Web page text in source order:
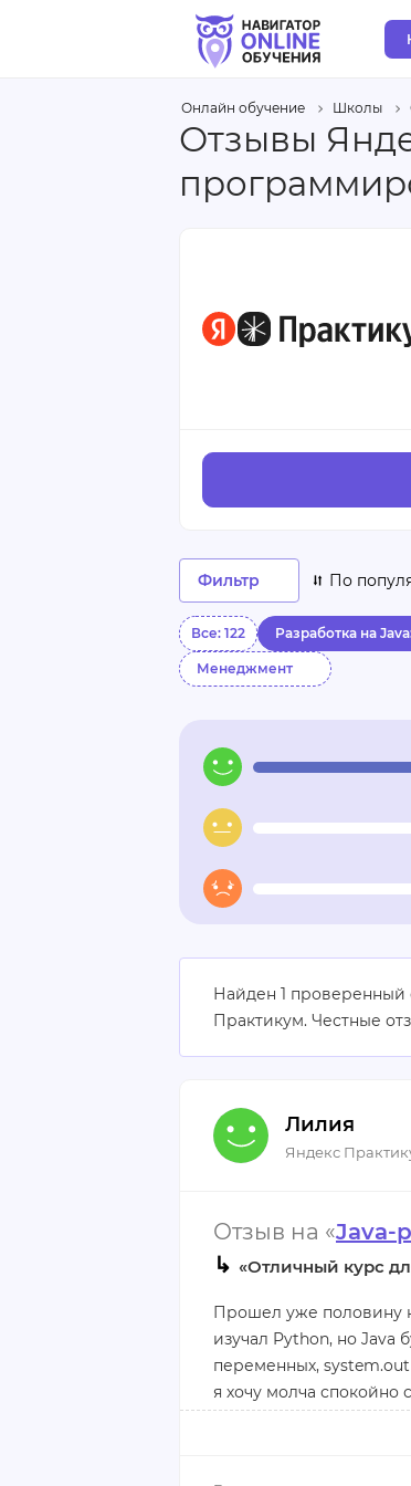
Онлайн обучение Школы
Отзывы
Найден 1 проверенный
Практикум. Честные
Лилия
Яндекс
Отзыв на «Java-
↳ «Отличный курс
Прошел уже половину
изучал Python, но Java
переменных,
я хочу молча спокойно
Фильтр По
Все: 122 Разработка на
Менеджмент